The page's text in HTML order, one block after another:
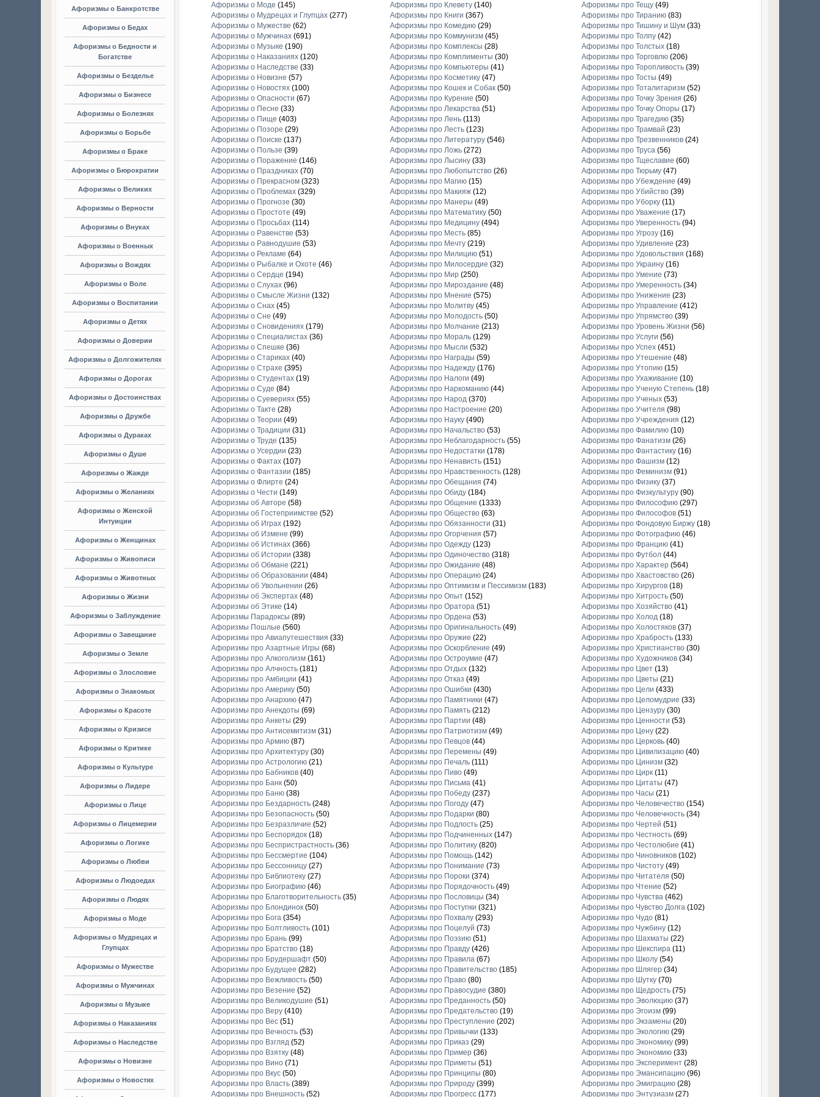
Афоризмы о Банкротстве
Афоризмы о Бедах
Афоризмы о Бедности и
Богатстве
Афоризмы о Безделье
Афоризмы о Бизнесе
Афоризмы о Болезнях
Афоризмы о Борьбе
Афоризмы о Браке
Афоризмы о Бюрократии
Афоризмы о Великих
Афоризмы о Верности
Афоризмы о Внуках
Афоризмы о Военных
Афоризмы о Вождях
Афоризмы о Воле
Афоризмы о Воспитании
Афоризмы о Детях
Афоризмы о Доверии
Афоризмы о Долгожителях
Афоризмы о Дорогах
Афоризмы о Достоинствах
Афоризмы о Дружбе
Афоризмы о Дураках
Афоризмы о Душе
Афоризмы о Жажде
Афоризмы о Желаниях
Афоризмы о Женской
Интуиции
Афоризмы о Женщинах
Афоризмы о Живописи
Афоризмы о Животных
Афоризмы о Жизни
Афоризмы о Заблуждение
Афоризмы о Завещание
Афоризмы о Земле
Афоризмы о Злословие
Афоризмы о Знакомых
Афоризмы о Красоте
Афоризмы о Кризисе
Афоризмы о Критике
Афоризмы о Культуре
Афоризмы о Лидере
Афоризмы о Лице
Афоризмы о Лицемерии
Афоризмы о Логике
Афоризмы о Любви
Афоризмы о Людоедах
Афоризмы о Людях
Афоризмы о Моде
Афоризмы о Мудрецах и
Глупцах
Афоризмы о Мужестве
Афоризмы о Мужчинах
Афоризмы о Музыке
Афоризмы о Наказаниях
Афоризмы о Наследстве
Афоризмы о Новизне
Афоризмы о Новостях
Афоризмы о Моде (145)
Афоризмы о Мудрецах и Глупцах(277)
Афоризмы о Мужестве (62)
Афоризмы о Мужчинах(691)
Афоризмы о Музыке (190)
Афоризмы о Наказаниях(120)
Афоризмы о Наследстве (33)
Афоризмы о Новизне (57)
Афоризмы о Новостях(100)
Афоризмы о Опасности (67)
Афоризмы о Песне (33)
Афоризмы о Пище (403)
Афоризмы о Позоре (29)
Афоризмы о Поиске (137)
Афоризмы о Пользе (39)
Афоризмы о Поражение (146)
Афоризмы о Праздниках(70)
Афоризмы о Прекрасном(323)
Афоризмы о Проблемах(329)
Афоризмы о Прогнозе (30)
Афоризмы о Простоте (49)
Афоризмы о Просьбах(114)
Афоризмы о Равенстве (53)
Афоризмы о Равнодушие (53)
Афоризмы о Рекламе (64)
Афоризмы о Рыбалке и Охоте (46)
Афоризмы о Сердце (194)
Афоризмы о Слухах(96)
Афоризмы о Смысле Жизни (132)
Афоризмы о Снах(45)
Афоризмы о Сне (49)
Афоризмы о Сновидениях(179)
Афоризмы о Специалистах(36)
Афоризмы о Спешке (36)
Афоризмы о Стариках(40)
Афоризмы о Страхе (395)
Афоризмы о Студентах(19)
Афоризмы о Суде (84)
Афоризмы о Суевериях(55)
Афоризмы о Такте (28)
Афоризмы о Теории (49)
Афоризмы о Традиции (31)
Афоризмы о Труде (135)
Афоризмы о Усердии (23)
Афоризмы о Фактах(107)
Афоризмы о Фантазии (185)
Афоризмы о Флирте (24)
Афоризмы о Чести (149)
Афоризмы об Авторе (58)
Афоризмы об Гостеприимстве (52)
Афоризмы об Играх(192)
Афоризмы об Измене (99)
Афоризмы об Истинах(366)
Афоризмы об Истории (338)
Афоризмы об Обмане (221)
Афоризмы об Образовании (484)
Афоризмы об Увольнении (26)
Афоризмы об Экспертах(48)
Афоризмы об Этике (14)
Афоризмы Парадоксы (89)
Афоризмы Пошлые (560)
Афоризмы про Авиапутешествия (33)
Афоризмы про Азартные Игры (68)
Афоризмы про Алкоголизм(161)
Афоризмы про Алчность(181)
Афоризмы про Амбиции (41)
Афоризмы про Америку(50)
Афоризмы про Анархию(47)
Афоризмы про Анекдоты (69)
Афоризмы про Анкеты (29)
Афоризмы про Антисемитизм(31)
Афоризмы про Армию(87)
Афоризмы про Архитектуру(30)
Афоризмы про Астрологию(21)
Афоризмы про Бабников(40)
Афоризмы про Банк(50)
Афоризмы про Баню(38)
Афоризмы про Бездарность(248)
Афоризмы про Безопасность(50)
Афоризмы про Безразличие (52)
Афоризмы про Беспорядок(18)
Афоризмы про Беспристрастность(36)
Афоризмы про Бессмертие (104)
Афоризмы про Бессонницу(27)
Афоризмы про Библиотеку(27)
Афоризмы про Биографию(46)
Афоризмы про Благотворительность(35)
Афоризмы про Блондинок(50)
Афоризмы про Бога(354)
Афоризмы про Болтливость(101)
Афоризмы про Брань(99)
Афоризмы про Братство(18)
Афоризмы про Брудершафт(50)
Афоризмы про Будущее (282)
Афоризмы про Вежливость(50)
Афоризмы про Везение (52)
Афоризмы про Великодушие (51)
Афоризмы про Веру(410)
Афоризмы про Вес(51)
Афоризмы про Вечность(53)
Афоризмы про Взгляд(52)
Афоризмы про Взятку(48)
Афоризмы про Вино(71)
Афоризмы про Вкус(50)
Афоризмы про Власть(389)
Афоризмы про Внешность(52)
Афоризмы про Клевету(140)
Афоризмы про Книги (367)
Афоризмы про Комедию(29)
Афоризмы про Коммунизм(45)
Афоризмы про Комплексы (28)
Афоризмы про Комплименты (30)
Афоризмы про Компьютеры (41)
Афоризмы про Косметику(47)
Афоризмы про Кошек и Собак(50)
Афоризмы про Курение (50)
Афоризмы про Лекарства(51)
Афоризмы про Лень(113)
Афоризмы про Лесть(123)
Афоризмы про Литературу(546)
Афоризмы про Ложь(272)
Афоризмы про Лысину(33)
Афоризмы про Любопытство(26)
Афоризмы про Магию(15)
Афоризмы про Макияж(12)
Афоризмы про Манеры (49)
Афоризмы про Математику(50)
Афоризмы про Медицину(494)
Афоризмы про Месть(85)
Афоризмы про Мечту(219)
Афоризмы про Милицию(51)
Афоризмы про Милосердие (32)
Афоризмы про Мир(250)
Афоризмы про Мироздание (48)
Афоризмы про Мнение (575)
Афоризмы про Молитву(45)
Афоризмы про Молодость(50)
Афоризмы про Молчание (213)
Афоризмы про Мораль(129)
Афоризмы про Мысли (532)
Афоризмы про Награды (59)
Афоризмы про Надежду(176)
Афоризмы про Налоги (49)
Афоризмы про Наркоманию(44)
Афоризмы про Народ(370)
Афоризмы про Настроение (20)
Афоризмы про Науку(490)
Афоризмы про Начальство(53)
Афоризмы про Неблагодарность(55)
Афоризмы про Недостатки (178)
Афоризмы про Ненависть(151)
Афоризмы про Нравственность(128)
Афоризмы про Обещания (74)
Афоризмы про Обиду(184)
Афоризмы про Общение (1333)
Афоризмы про Общество(63)
Афоризмы про Обязанности (31)
Афоризмы про Огорчения (57)
Афоризмы про Одежду(123)
Афоризмы про Одиночество(318)
Афоризмы про Ожидание (48)
Афоризмы про Операцию(24)
Афоризмы про Оптимизм и Пессимизм(183)
Афоризмы про Опыт(152)
Афоризмы про Оратора(51)
Афоризмы про Ордена(53)
Афоризмы про Оригинальность(49)
Афоризмы про Оружие (22)
Афоризмы про Оскорбление (49)
Афоризмы про Остроумие (47)
Афоризмы про Отдых(132)
Афоризмы про Отказ (49)
Афоризмы про Ошибки (430)
Афоризмы про Памятники (47)
Афоризмы про Память(212)
Афоризмы про Партии (48)
Афоризмы про Патриотизм(49)
Афоризмы про Певцов(44)
Афоризмы про Перемены (49)
Афоризмы про Печаль(111)
Афоризмы про Пиво(49)
Афоризмы про Письма(41)
Афоризмы про Победу(237)
Афоризмы про Погоду(47)
Афоризмы про Подарки (80)
Афоризмы про Подлость(25)
Афоризмы про Подчиненных(147)
Афоризмы про Политику(820)
Афоризмы про Помощь(142)
Афоризмы про Понимание (73)
Афоризмы про Пороки (374)
Афоризмы про Порядочность(49)
Афоризмы про Пословицы (34)
Афоризмы про Поступки (321)
Афоризмы про Похвалу(293)
Афоризмы про Поцелуй (73)
Афоризмы про Поэзию(51)
Афоризмы про Правду(426)
Афоризмы про Правила(67)
Афоризмы про Правительство(185)
Афоризмы про Право(80)
Афоризмы про Правосудие (380)
Афоризмы про Преданность(50)
Афоризмы про Предательство(19)
Афоризмы про Преступление (202)
Афоризмы про Привычки (133)
Афоризмы про Приказ (29)
Афоризмы про Пример(36)
Афоризмы про Приметы (51)
Афоризмы про Принципы (80)
Афоризмы про Природу(399)
Афоризмы про Прогресс(177)
Афоризмы про Тещу(49)
Афоризмы про Тиранию(83)
Афоризмы про Тишину и Шум(33)
Афоризмы про Толпу(42)
Афоризмы про Толстых(18)
Афоризмы про Торговлю(206)
Афоризмы про Торопливость(39)
Афоризмы про Тосты (49)
Афоризмы про Тоталитаризм(52)
Афоризмы про Точку Зрения (26)
Афоризмы про Точку Опоры (17)
Афоризмы про Трагедию(35)
Афоризмы про Трамвай (23)
Афоризмы про Трезвенников(24)
Афоризмы про Труса(56)
Афоризмы про Тщеславие (60)
Афоризмы про Тюрьму(47)
Афоризмы про Убеждение (49)
Афоризмы про Убийство(39)
Афоризмы про Уборку(11)
Афоризмы про Уважение (17)
Афоризмы про Уверенность(94)
Афоризмы про Угрозу(16)
Афоризмы про Удивление (23)
Афоризмы про Удовольствия (168)
Афоризмы про Украину(16)
Афоризмы про Умение (73)
Афоризмы про Умеренность(34)
Афоризмы про Унижение (23)
Афоризмы про Управление (412)
Афоризмы про Упрямство(39)
Афоризмы про Уровень Жизни (56)
Афоризмы про Услуги (56)
Афоризмы про Успех(451)
Афоризмы про Утешение (48)
Афоризмы про Утопию(15)
Афоризмы про Ухаживание (10)
Афоризмы про Ученую Степень(18)
Афоризмы про Ученых(53)
Афоризмы про Учителя (98)
Афоризмы про Учреждения (12)
Афоризмы про Фамилию(10)
Афоризмы про Фанатизм(26)
Афоризмы про Фантастику(16)
Афоризмы про Фашизм(12)
Афоризмы про Феминизм(91)
Афоризмы про Физику(37)
Афоризмы про Физкультуру(90)
Афоризмы про Философию(297)
Афоризмы про Философов(51)
Афоризмы про Фондовую Биржу(18)
Афоризмы про Фотографию(46)
Афоризмы про Францию(41)
Афоризмы про Футбол(44)
Афоризмы про Характер(564)
Афоризмы про Хвастовство(26)
Афоризмы про Хирургов(18)
Афоризмы про Хитрость(50)
Афоризмы про Хозяйство(41)
Афоризмы про Холод(18)
Афоризмы про Холостяков(37)
Афоризмы про Храбрость(133)
Афоризмы про Христианство(30)
Афоризмы про Художников(34)
Афоризмы про Цвет(13)
Афоризмы про Цветы (21)
Афоризмы про Цели (433)
Афоризмы про Целомудрие (33)
Афоризмы про Цензуру(30)
Афоризмы про Ценности (53)
Афоризмы про Цену(22)
Афоризмы про Церковь(40)
Афоризмы про Цивилизацию(40)
Афоризмы про Цинизм(32)
Афоризмы про Цирк(11)
Афоризмы про Цитаты (47)
Афоризмы про Часы (21)
Афоризмы про Человечество(154)
Афоризмы про Человечность(34)
Афоризмы про Чертей (51)
Афоризмы про Честность(69)
Афоризмы про Честолюбие (41)
Афоризмы про Чиновников(102)
Афоризмы про Чистоту(49)
Афоризмы про Читателя (50)
Афоризмы про Чтение (52)
Афоризмы про Чувства(462)
Афоризмы про Чувство Долга(102)
Афоризмы про Чудо(81)
Афоризмы про Чужбину(12)
Афоризмы про Шахматы (22)
Афоризмы про Шекспира(11)
Афоризмы про Школу(54)
Афоризмы про Шлягер(34)
Афоризмы про Шутку(70)
Афоризмы про Щедрость(75)
Афоризмы про Эволюцию(37)
Афоризмы про Эгоизм(99)
Афоризмы про Экзамены (20)
Афоризмы про Экологию(29)
Афоризмы про Экономику(99)
Афоризмы про Экономию(33)
Афоризмы про Эксперимент(28)
Афоризмы про Эмансипацию(96)
Афоризмы про Эмиграцию(28)
Афоризмы про Энтузиазм(27)